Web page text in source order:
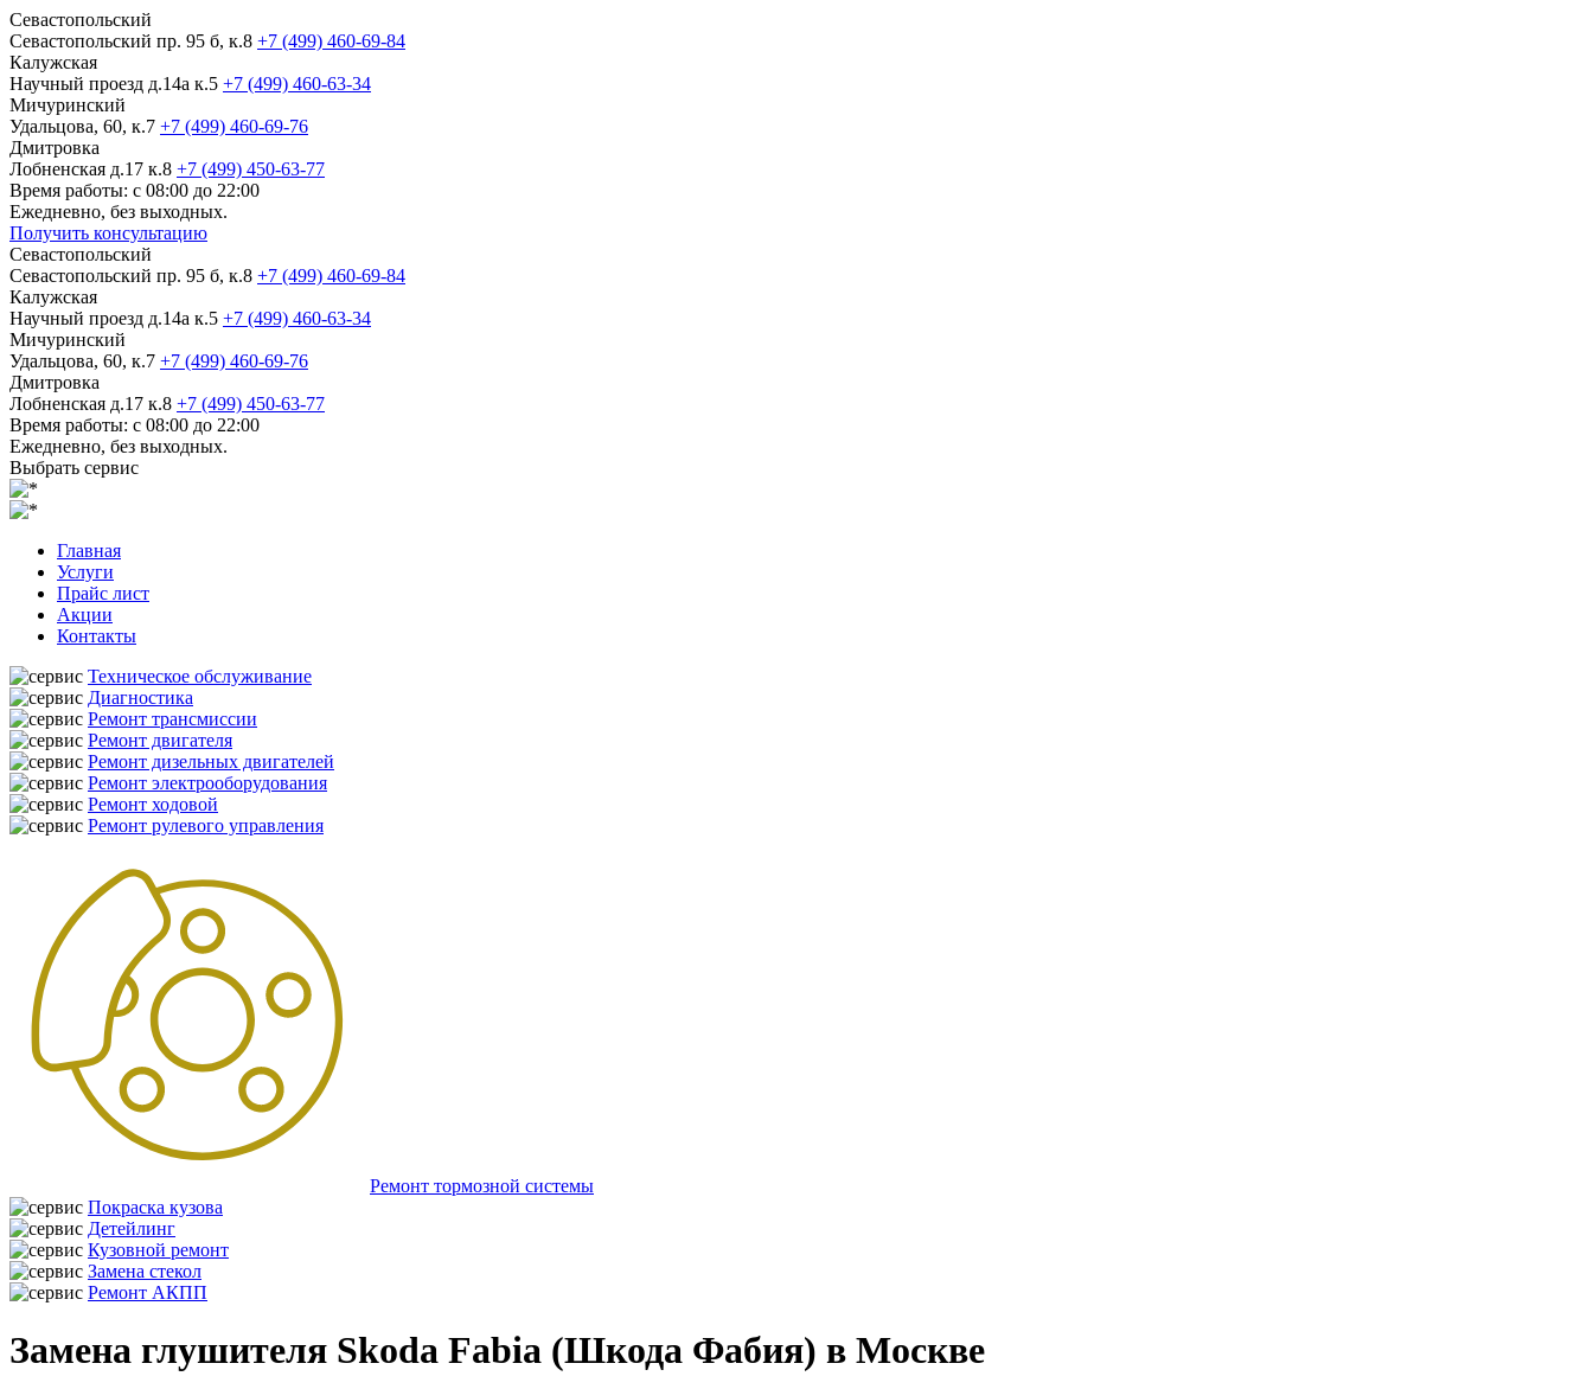
Севастопольский
Севастопольский пр. 95 б, к.8 +7 (499) 460-69-84
Калужская
Научный проезд д.14а к.5 +7 (499) 460-63-34
Мичуринский
Удальцова, 60, к.7 +7 (499) 460-69-76
Дмитровка
Лобненская д.17 к.8 +7 (499) 450-63-77
Время работы: с 08:00 до 22:00
Ежедневно, без выходных.
Получить консультацию
Севастопольский
Севастопольский пр. 95 б, к.8 +7 (499) 460-69-84
Калужская
Научный проезд д.14а к.5 +7 (499) 460-63-34
Мичуринский
Удальцова, 60, к.7 +7 (499) 460-69-76
Дмитровка
Лобненская д.17 к.8 +7 (499) 450-63-77
Время работы: с 08:00 до 22:00
Ежедневно, без выходных.
Выбрать сервис
Главная
Услуги
Прайс лист
Акции
Контакты
Техническое обслуживание
Диагностика
Ремонт трансмиссии
Ремонт двигателя
Ремонт дизельных двигателей
Ремонт электрооборудования
Ремонт ходовой
Ремонт рулевого управления
Ремонт тормозной системы
Покраска кузова
Детейлинг
Кузовной ремонт
Замена стекол
Ремонт АКПП
Замена глушителя Skoda Fabia (Шкода Фабия) в Москве